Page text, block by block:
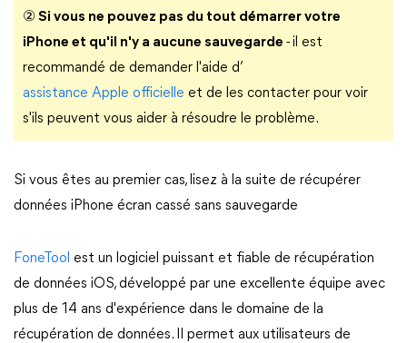
② Si vous ne pouvez pas du tout démarrer votre
iPhone et qu'il n'y a aucune sauvegarde -il est
recommandé de demander l'aide d’
assistance Apple officielle et de les contacter pour voir
s'ils peuvent vous aider à résoudre le problème.
Si vous êtes au premier cas, lisez à la suite de récupérer
données iPhone écran cassé sans sauvegarde
FoneTool est un logiciel puissant et fiable de récupération
de données iOS, développé par une excellente équipe avec
plus de 14 ans d'expérience dans le domaine de la
récupération de données. Il permet aux utilisateurs de